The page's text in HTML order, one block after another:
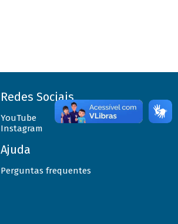
Redes Sociais
YouTube
Instagram
Ajuda
Perguntas frequentes